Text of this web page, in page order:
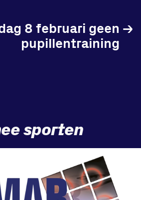
8 februari geen
pupillentraining
→
sporten